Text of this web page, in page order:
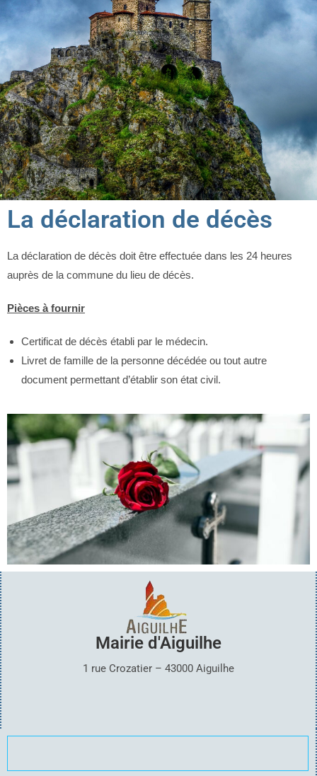
La déclaration de décès
La déclaration de décès doit être effectuée dans les 24 heures
auprès de la commune du lieu de décès.
Pièces à fournir
Certificat de décès établi par le médecin.
Livret de famille de la personne décédée ou tout autre
document permettant d’établir son état civil.
Mairie d'Aiguilhe
1 rue Crozatier – 43000 Aiguilhe